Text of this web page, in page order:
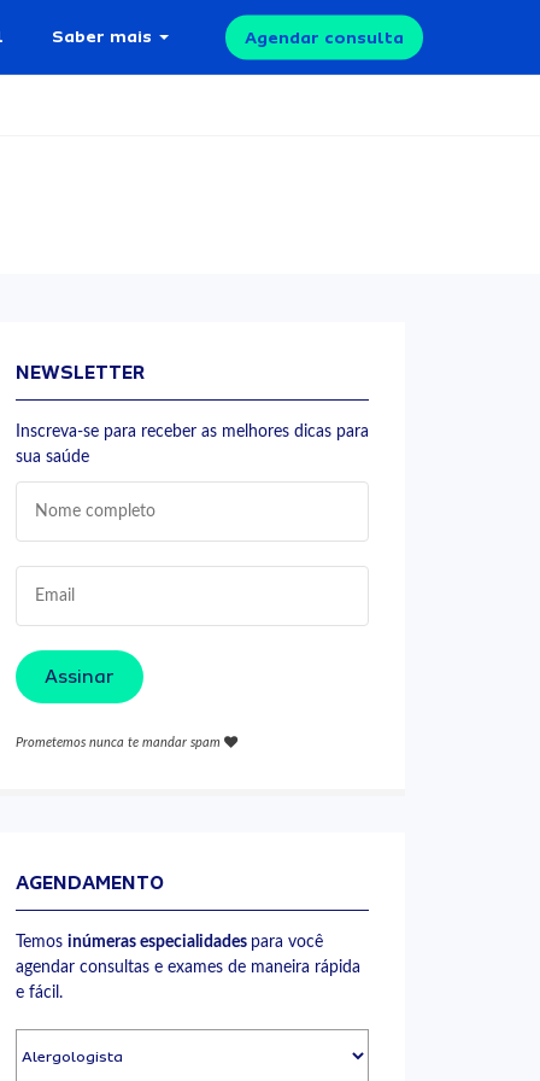
Saber mais Agendar consulta
NEWSLETTER
Inscreva-se para receber as melhores dicas para
sua saúde
Assinar
Prometemos nunca te mandar spam
AGENDAMENTO
Temos inúmeras especialidades para você
agendar consultas e exames de maneira rápida
e fácil.